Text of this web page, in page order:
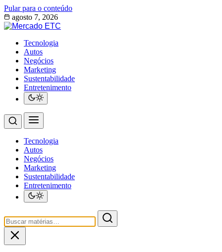
Pular para o conteúdo
agosto 7, 2026
Tecnologia
Autos
Negócios
Marketing
Sustentabilidade
Entretenimento
Tecnologia
Autos
Negócios
Marketing
Sustentabilidade
Entretenimento